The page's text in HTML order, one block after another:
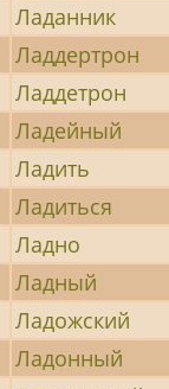
Ладанник
Ладдертрон
Ладдетрон
Ладейный
Ладить
Ладиться
Ладно
Ладный
Ладожский
Ладонный